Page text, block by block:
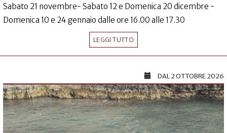
Sabato 21 novembre- Sabato 12 e Domenica 20 dicembre -
Domenica 10 e 24 gennaio dalle ore 16.00 alle 17.30
LEGGI TUTTO
DAL2 OTTOBRE 2026